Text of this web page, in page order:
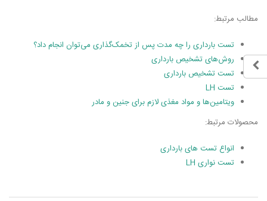
مطالب مرتبط:
تست بارداری را چه مدت پس از تخمک‌گذاری می‌توان انجام داد؟
روش‌های تشخیص بارداری
تست تشخیص بارداری
تست LH
ویتامین‌ها و مواد مغذی لازم برای جنین و مادر
محصولات مرتبط:
انواع تست های بارداری
تست نواری LH